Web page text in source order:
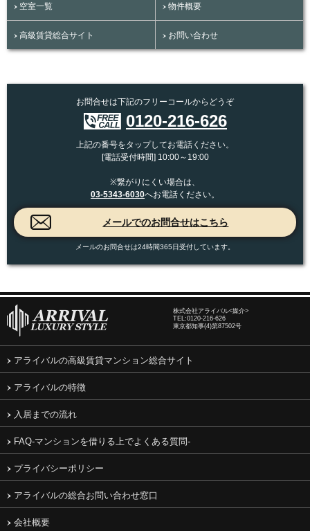
空室一覧 物件概要
高級賃貸総合サイト お問い合わせ
お問合せは下記のフリーコールからどうぞ
0120-216-626
上記の番号をタップしてお電話ください。
[電話受付時間] 10:00～19:00
※繋がりにくい場合は、
03-5343-6030へお電話ください。
メールのお問合せは24時間365日受付しています。
株式会社アライバル<媒介>
TEL:0120-216-626
東京都知事(4)第87502号
アライバルの高級賃貸マンション総合サイト
アライバルの特徴
入居までの流れ
FAQ-マンションを借りる上でよくある質問-
プライバシーポリシー
アライバルの総合お問い合わせ窓口
会社概要